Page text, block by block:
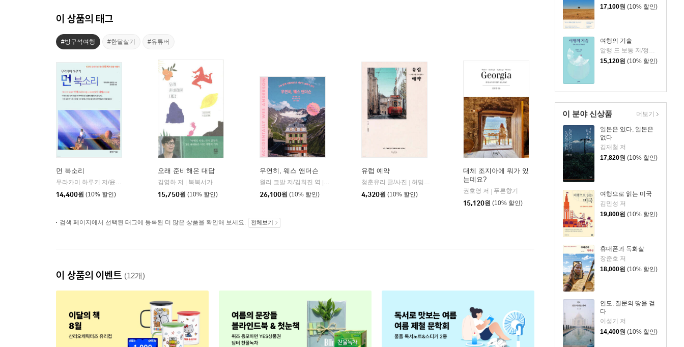
17,100원 (10% 할인)
여행의 기술
알랭 드 보통 저/정영목 역
15,120원 (10% 할인)
이 분야 신상품
일본은 있다, 일본은
없다
김재철 저
17,820원 (10% 할인)
여행으로 읽는 미국
김민성 저
19,800원 (10% 할인)
휴대폰과 독화살
장준호 저
18,000원 (10% 할인)
인도, 질문의 땅을 걷
다
이성기 저
14,400원 (10% 할인)
더보기
이 상품의 태그
#방구석여행 #한달살기 #유튜버
먼 북소리
무라카미 하루키 저/윤성원 역
문학사상
14,400원 (10% 할인)
오래 준비해온 대답
김영하 저
복복서가
15,750원 (10% 할인)
우연히, 웨스 앤더슨
월리 코발 저/김희진 역
웅진지식하우스
26,100원 (10% 할인)
유럽 예약
청춘유리 글/사진
허밍버드
4,320원 (10% 할인)
대체 조지아에 뭐가 있
는데요?
권호영 저
푸른향기
15,120원 (10% 할인)
검색 페이지에서 선택된 태그에 등록된 더 많은 상품을 확인해 보세요. 전체보기
이 상품의 이벤트 (12개)